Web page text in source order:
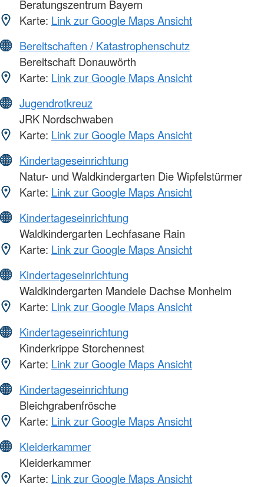
Beratungszentrum Bayern
Karte: Link zur Google Maps Ansicht
Bereitschaften / Katastrophenschutz
Bereitschaft Donauwörth
Karte: Link zur Google Maps Ansicht
Jugendrotkreuz
JRK Nordschwaben
Karte: Link zur Google Maps Ansicht
Kindertageseinrichtung
Natur- und Waldkindergarten Die Wipfelstürmer
Karte: Link zur Google Maps Ansicht
Kindertageseinrichtung
Waldkindergarten Lechfasane Rain
Karte: Link zur Google Maps Ansicht
Kindertageseinrichtung
Waldkindergarten Mandele Dachse Monheim
Karte: Link zur Google Maps Ansicht
Kindertageseinrichtung
Kinderkrippe Storchennest
Karte: Link zur Google Maps Ansicht
Kindertageseinrichtung
Bleichgrabenfrösche
Karte: Link zur Google Maps Ansicht
Kleiderkammer
Kleiderkammer
Karte: Link zur Google Maps Ansicht